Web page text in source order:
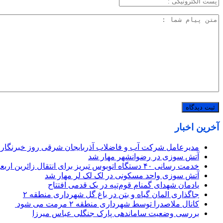
آخرین اخبار
مدیرعامل شرکت آب و فاضلاب آذربایجان شرقی روز
آتش سوزی در رضوانشهر مهار شد
خدمت رسانی ۴۰ دستگاه اتوبوس تبریز برای انتقال زائرین اربعین از مهران
آتش سوزی واحد مسکونی در لک لک لر مهار شد
یادمان شهدای گمنام قوم‌تپه در یک قدمی افتتاح
جاگذاری المان گیاه و بتن در باغ گل شهرداری منطقه ۲
کانال ملاصدرا توسط شهرداری منطقه ۲ مرمت می شود
بررسی وضعیت ساماندهی پارک جنگلی عباس میرزا